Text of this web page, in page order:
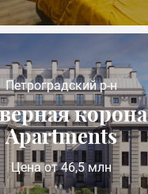
Петроградский р-н
корона
Apartments
Цена от 46,5 млн